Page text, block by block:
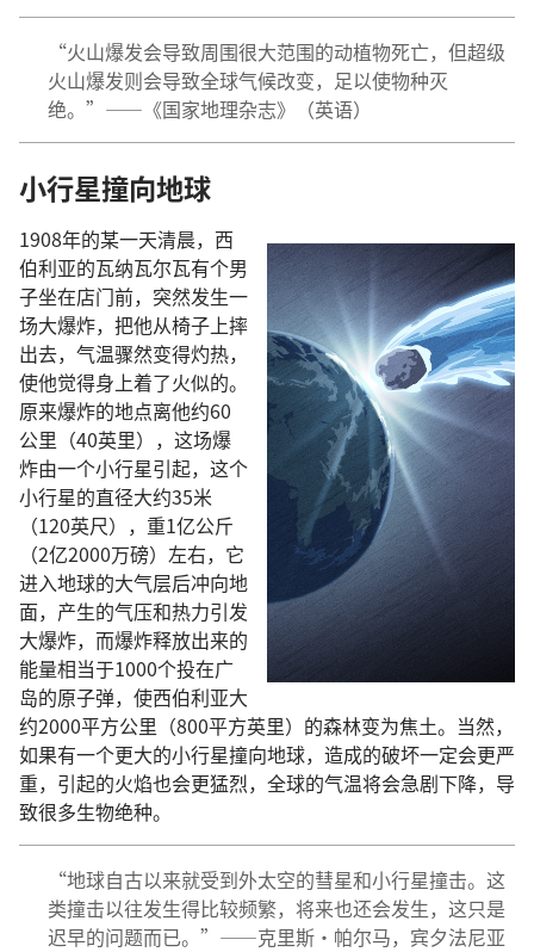
“火山爆发会导致周围很大范围的动植物死亡，但超级
火山爆发则会导致全球气候改变，足以使物种灭
绝。”——《国家地理杂志》（英语）
小行星撞向地球
1908年的某一天清晨，西
伯利亚的瓦纳瓦尔瓦有个男
子坐在店门前，突然发生一
场大爆炸，把他从椅子上摔
出去，气温骤然变得灼热，
使他觉得身上着了火似的。
原来爆炸的地点离他约60
公里（40英里），这场爆
炸由一个小行星引起，这个
小行星的直径大约35米
（120英尺），重1亿公斤
（2亿2000万磅）左右，它
进入地球的大气层后冲向地
面，产生的气压和热力引发
大爆炸，而爆炸释放出来的
能量相当于1000个投在广
岛的原子弹，使西伯利亚大
约2000平方公里（800平方英里）的森林变为焦土。当然，
如果有一个更大的小行星撞向地球，造成的破坏一定会更严
重，引起的火焰也会更猛烈，全球的气温将会急剧下降，导
致很多生物绝种。
“地球自古以来就受到外太空的彗星和小行星撞击。这
类撞击以往发生得比较频繁，将来也还会发生，这只是
迟早的问题而已。”——克里斯·帕尔马，宾夕法尼亚